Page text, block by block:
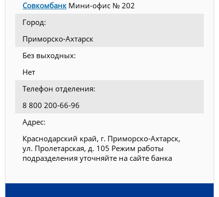
СовкомбанкМини-офис № 202
Город:
Приморско-Ахтарск
Без выходных:
Нет
Телефон отделения:
8 800 200-66-96
Адрес:
Краснодарский край, г. Приморско-Ахтарск,
ул. Пролетарская, д. 105 Режим работы
подразделения уточняйте на сайте банка